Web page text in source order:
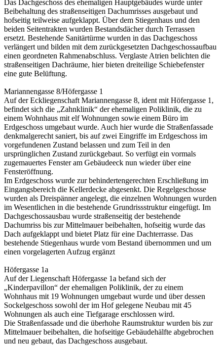
Das Dachgeschoss des ehemaligen Hauptgebäudes wurde unter
Beibehaltung des straßenseitigen Dachumrisses ausgebaut und
hofseitig teilweise aufgeklappt. Über dem Stiegenhaus und den
beiden Seitentrakten wurden Bestandsdächer durch Terrassen
ersetzt. Bestehende Sanitärtürme wurden in das Dachgeschoss
verlängert und bilden mit dem zurückgesetzten Dachgeschossaufbau
einen geordneten Rahmenabschluss. Verglaste Atrien belichten die
straßenseitigen Dachräume, hier bieten dreiteilige Schiebefenster
eine gute Belüftung.
Mariannengasse 8/Höfergasse 1
Auf der Eckliegenschaft Mariannengasse 8, ident mit Höfergasse 1,
befindet sich die „Zahnklinik“ der ehemaligen Poliklinik, die zu
einem Wohnhaus mit elf Wohnungen sowie einem Büro im
Erdgeschoss umgebaut wurde. Auch hier wurde die Straßenfassade
denkmalgerecht saniert, bis auf zwei Eingriffe im Erdgeschoss im
vorgefundenen Zustand belassen und zum Teil in den
ursprünglichen Zustand zurückgebaut. So verfügt ein vormals
zugemauertes Fenster am Gebäudeeck nun wieder über eine
Fensteröffnung.
Im Erdgeschoss wurde zur behindertengerechten Erschließung im
Eingangsbereich die Kellerdecke abgesenkt. Die Regelgeschosse
wurden als Dreispänner angelegt, die einzelnen Wohnungen wurden
im Wesentlichen in die bestehende Grundrissstruktur eingefügt. Im
Dachgeschossausbau wurde straßenseitig der bestehende
Dachumriss bis zur Mittelmauer beibehalten, hofseitig wurde das
Dach aufgeklappt und bietet Platz für eine Dachterrasse. Das
bestehende Stiegenhaus wurde vom Bestand übernommen und um
einen vorgelagerten Aufzug ergänzt
Höfergasse 1a
Auf der Liegenschaft Höfergasse 1a befand sich der
„Kinderpavillon“ der ehemaligen Poliklinik, der zu einem
Wohnhaus mit 19 Wohnungen umgebaut wurde und über dessen
Sockelgeschoss sowohl der im Hof gelegene Neubau mit 45
Wohnungen als auch eine Tiefgarage erschlossen wird.
Die Straßenfassade und die überhohe Raumstruktur wurden bis zur
Mittelmauer beibehalten, die hofseitige Gebäudehälfte abgebrochen
und neu gebaut, das Dachgeschoss ausgebaut.